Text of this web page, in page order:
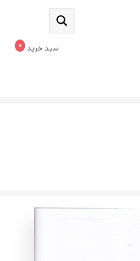
سبد خرید 0